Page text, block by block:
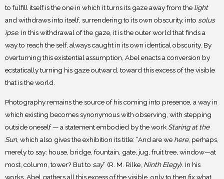
to fulfill itself is the one in which it turns its gaze away from the light
and withdraws into itself, surrendering to its own obscurity, into solus
ipse. In this withdrawal of the gaze, it is the outer world that finds a
way to reach the self, always caught in its own identical obscurity. By
overturning this existential assumption, Abel enacts a conversion by
ecstatically turning his gaze outward, toward this excess of the visible
that is the world.
Photography remains the source of his coming into presence, a way in
which existing becomes synonymous with observing, with stepping
outside oneself — a statement embodied by the work Staring at the
Sun, which also gives the exhibition its title: “And are we here, perhaps,
merely to say: house, bridge, fountain, gate, jug, fruit tree, window—at
most, column, tower? But to say” (R. M. Rilke, Ninth Elegy). In his
works, Abel gathers all this excess of the visible, only to then fix what